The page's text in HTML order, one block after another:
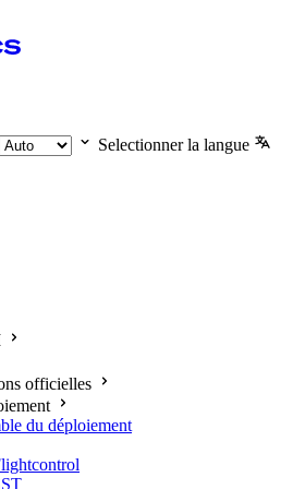
Selectionner la langue
officielles
du déploiement